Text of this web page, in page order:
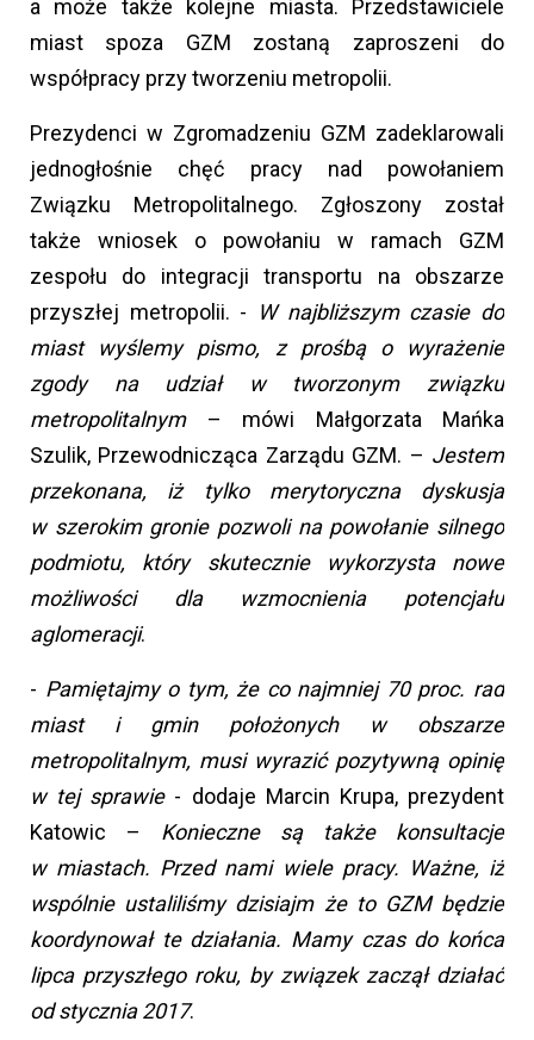
a może także kolejne miasta. Przedstawiciele
miast spoza GZM zostaną zaproszeni do
współpracy przy tworzeniu metropolii.
Prezydenci w Zgromadzeniu GZM zadeklarowali
jednogłośnie chęć pracy nad powołaniem
Związku Metropolitalnego. Zgłoszony został
także wniosek o powołaniu w ramach GZM
zespołu do integracji transportu na obszarze
przyszłej metropolii. -
W najbliższym czasie do
miast wyślemy pismo, z prośbą o wyrażenie
zgody na udział w tworzonym związku
metropolitalnym– mówi Małgorzata Mańka
Szulik, Przewodnicząca Zarządu GZM. – Jestem
przekonana, iż tylko merytoryczna dyskusja
w szerokim gronie pozwoli na powołanie silnego
podmiotu, który skutecznie wykorzysta nowe
możliwości dla wzmocnienia potencjału
aglomeracji.
- Pamiętajmy o tym, że co najmniej 70 proc. rad
miast i gmin położonych w obszarze
metropolitalnym, musi wyrazić pozytywną opinię
w tej sprawie- dodaje Marcin Krupa, prezydent
Katowic – Konieczne są także konsultacje
w miastach. Przed nami wiele pracy. Ważne, iż
wspólnie ustaliliśmy dzisiajm że to GZM będzie
koordynował te działania. Mamy czas do końca
lipca przyszłego roku, by związek zaczął działać
od stycznia 2017.